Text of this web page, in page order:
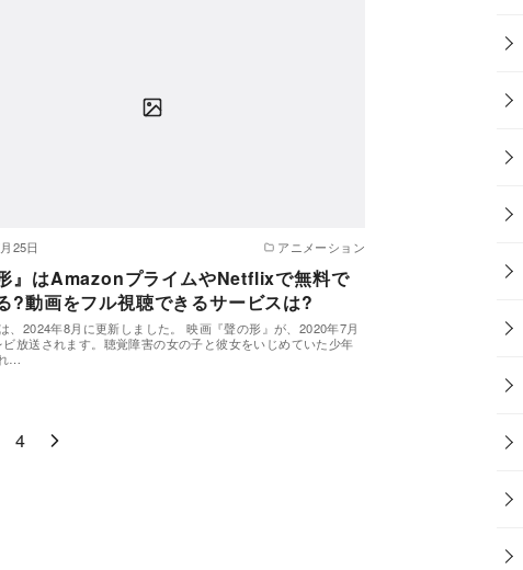
25日 アニメーション
形』はAmazonプライムやNetflixで無料で
?動画をフル視聴できるサービスは?
、2024年8月に更新しました。 映画『聲の形』が、2020年7月
放送されます。聴覚障害の女の子と彼女をいじめていた少年
…
4